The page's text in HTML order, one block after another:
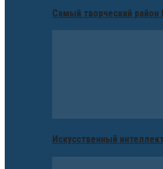
Самый творческий район
Искусственный